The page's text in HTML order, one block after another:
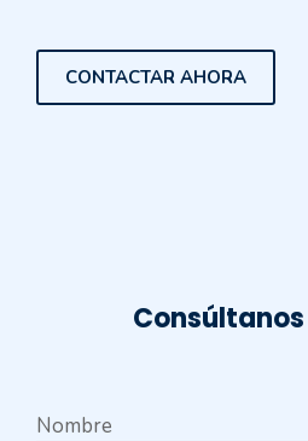
CONTACTAR AHORA
Consúltanos
Nombre